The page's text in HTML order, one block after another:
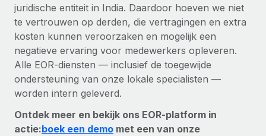
juridische entiteit in India. Daardoor hoeven we niet
te vertrouwen op derden, die vertragingen en extra
kosten kunnen veroorzaken en mogelijk een
negatieve ervaring voor medewerkers opleveren.
Alle EOR-diensten — inclusief de toegewijde
ondersteuning van onze lokale specialisten —
worden intern geleverd.
Ontdek meer en bekijk ons EOR-platform in
actie:boek een demo met een van onze